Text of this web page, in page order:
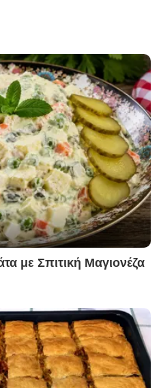
με Σπιτική Μαγιονέζα